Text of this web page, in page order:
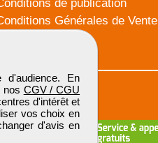
En
nos CGV / CGU
d'intérêt et
vos choix en
d'avis en
de publication
Générales de Vente